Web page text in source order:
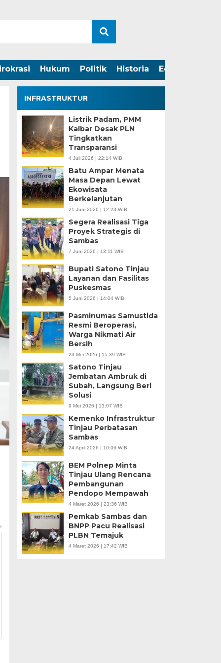
Hukum Politik Historia Edukasi
INFRASTRUKTUR
Listrik Padam, PMM
Kalbar Desak PLN
Tingkatkan
Transparansi
4 Juli 2026 | 22:14 WIB
Batu Ampar Menata
Masa Depan Lewat
Ekowisata
Berkelanjutan
21 Juni 2026 | 12:23 WIB
Segera Realisasi Tiga
Proyek Strategis di
Sambas
7 Juni 2026 | 13:11 WIB
Bupati Satono Tinjau
Layanan dan Fasilitas
Puskesmas
5 Juni 2026 | 14:04 WIB
Pasminumas Samustida
Resmi Beroperasi,
Warga Nikmati Air
Bersih
23 Mei 2026 | 15:39 WIB
Satono Tinjau
Jembatan Ambruk di
Subah, Langsung Beri
Solusi
9 Mei 2026 | 13:07 WIB
Kemenko Infrastruktur
Tinjau Perbatasan
Sambas
24 April 2026 | 10:06 WIB
BEM Polnep Minta
Tinjau Ulang Rencana
Pembangunan
Pendopo Mempawah
4 Maret 2026 | 23:36 WIB
Pemkab Sambas dan
BNPP Pacu Realisasi
PLBN Temajuk
4 Maret 2026 | 17:42 WIB